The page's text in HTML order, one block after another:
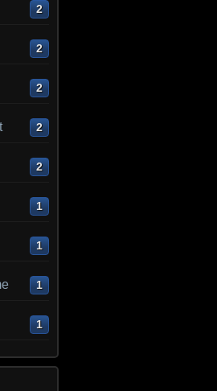
2
2
2
2
2
1
1
1
1